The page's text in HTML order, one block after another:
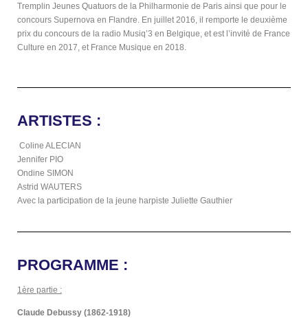
Tremplin Jeunes Quatuors de la Philharmonie de Paris ainsi que pour le
concours Supernova en Flandre. En juillet 2016, il remporte le deuxième
prix du concours de la radio Musiq’3 en Belgique, et est l’invité de France
Culture en 2017, et France Musique en 2018.
ARTISTES :
Coline ALECIAN
Jennifer PIO
Ondine SIMON
Astrid WAUTERS
Avec la participation de la jeune harpiste Juliette Gauthier
PROGRAMME :
1ère partie :
Claude Debussy (1862-1918)